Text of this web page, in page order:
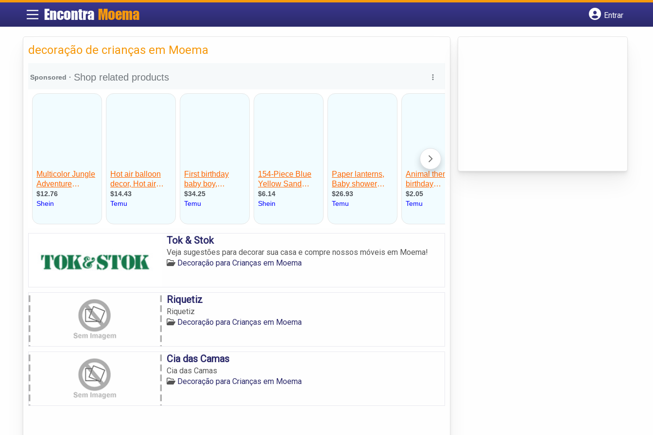
Encontra Moema
Entrar
decoração de crianças em Moema
Tok & Stok
Veja sugestões para decorar sua casa e compre nossos móveis em Moema!
Decoração para Crianças em Moema
Riquetiz
Riquetiz
Decoração para Crianças em Moema
Cia das Camas
Cia das Camas
Decoração para Crianças em Moema